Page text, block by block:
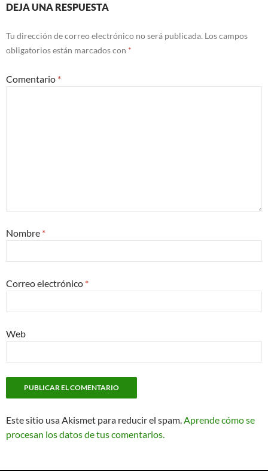
DEJA UNA RESPUESTA
Tu dirección de correo electrónico no será publicada. Los campos
obligatorios están marcados con *
Comentario *
Nombre *
Correo electrónico *
Web
Este sitio usa Akismet para reducir el spam.Aprende cómo se
procesan los datos de tus comentarios.